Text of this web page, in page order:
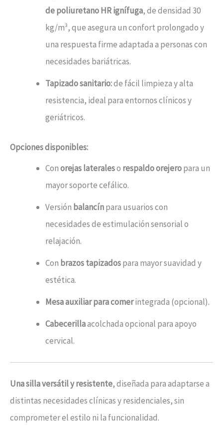
de poliuretano HR ignífuga, de densidad 30
kg/m³, que asegura un confort prolongado y
una respuesta firme adaptada a personas con
necesidades bariátricas.
Tapizado sanitario:de fácil limpieza y alta
resistencia, ideal para entornos clínicos y
geriátricos.
Opciones disponibles:
Conorejas lateraleso respaldo orejeropara un
mayor soporte cefálico.
Versión balancínpara usuarios con
necesidades de estimulación sensorial o
relajación.
Con brazos tapizadospara mayor suavidad y
estética.
Mesa auxiliar para comerintegrada (opcional).
Cabecerillaacolchada opcional para apoyo
cervical.
Una silla versátil y resistente, diseñada para adaptarse a
distintas necesidades clínicas y residenciales, sin
comprometer el estilo ni la funcionalidad.